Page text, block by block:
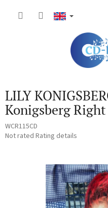
LILY
Konigsberg
WCR115CD
The
Not rated Rating details